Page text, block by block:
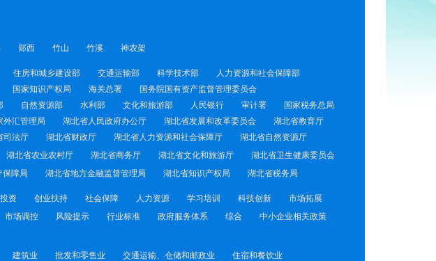
郧西 竹山 竹溪 神农架
住房和城乡建设部 交通运输部 科学技术部
人力资源和社会保障部
国家知识产权局 海关总署
国务院国有资产监督管理委员会
自然资源部 水利部 文化和旅游部 人民银行 审计署
国家税务总局
外汇管理局 湖北省人民政府办公厅 湖北省发展和改革委员会
湖北省教育厅
司法厅 湖北省财政厅 湖北省人力资源和社会保障厅
湖北省自然资源厅
湖北省农业农村厅 湖北省商务厅 湖北省文化和旅游厅
湖北省卫生健康委员会
保障局 湖北省地方金融监督管理局 湖北省知识产权局 湖北省税务局
投资 创业扶持 社会保障 人力资源 学习培训 科技创新
市场拓展
市场调控 风险提示 行业标准 政府服务体系 综合
中小企业相关政策
建筑业 批发和零售业 交通运输、仓储和邮政业
住宿和餐饮业